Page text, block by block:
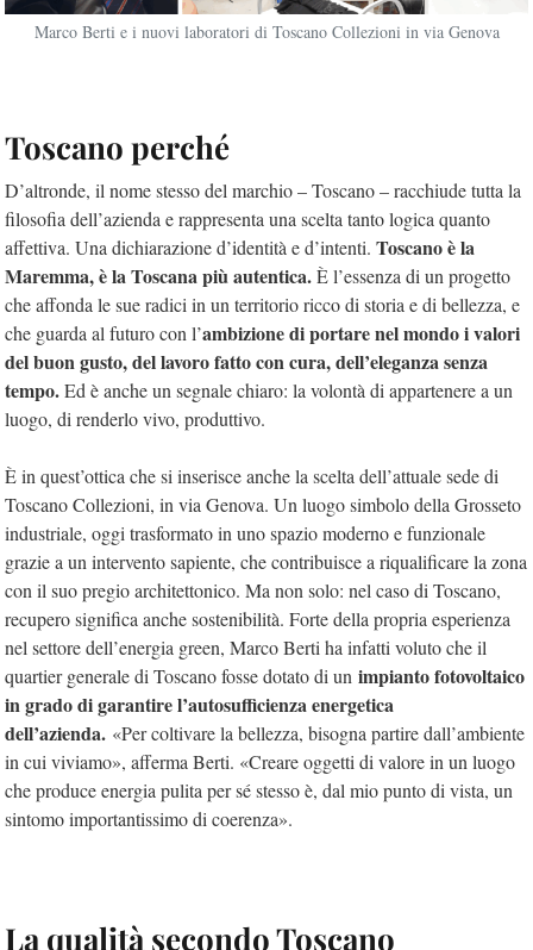
Marco Berti e i nuovi laboratori di Toscano Collezioni in via Genova
Toscano perché
D’altronde, il nome stesso del marchio – Toscano – racchiude tutta la
filosofia dell’azienda e rappresenta una scelta tanto logica quanto
affettiva. Una dichiarazione d’identità e d’intenti. Toscano è la
Maremma, è la Toscana più autentica.È l’essenza di un progetto
che affonda le sue radici in un territorio ricco di storia e di bellezza, e
che guarda al futuro con l’ambizione di portare nel mondo i valori
del buon gusto, del lavoro fatto con cura, dell’eleganza senza
tempo.Ed è anche un segnale chiaro: la volontà di appartenere a un
luogo, di renderlo vivo, produttivo.
È in quest’ottica che si inserisce anche la scelta dell’attuale sede di
Toscano Collezioni, in via Genova. Un luogo simbolo della Grosseto
industriale, oggi trasformato in uno spazio moderno e funzionale
grazie a un intervento sapiente, che contribuisce a riqualificare la zona
con il suo pregio architettonico. Ma non solo: nel caso di Toscano,
recupero significa anche sostenibilità. Forte della propria esperienza
nel settore dell’energia green, Marco Berti ha infatti voluto che il
quartier generale di Toscano fosse dotato di un impianto fotovoltaico
in grado di garantire l’autosufficienza energetica
dell’azienda. «Per coltivare la bellezza, bisogna partire dall’ambiente
in cui viviamo», afferma Berti. «Creare oggetti di valore in un luogo
che produce energia pulita per sé stesso è, dal mio punto di vista, un
sintomo importantissimo di coerenza».
La qualità secondo Toscano